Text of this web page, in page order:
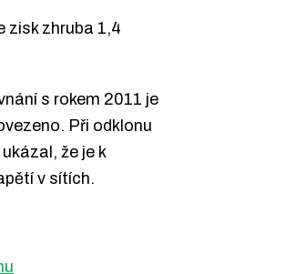
zisk zhruba 1,4
s rokem 2011 je
Při odklonu
že je k
v sítích.